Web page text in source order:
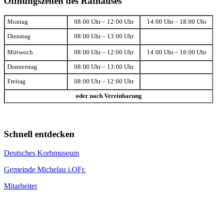
Montag 08:00 Uhr – 12:00 Uhr 14:00 Uhr – 18:00 Uhr
Dienstag 08:00 Uhr – 13:00 Uhr
Mittwoch 08:00 Uhr – 12:00 Uhr 14:00 Uhr – 16:00 Uhr
Donnerstag 08:00 Uhr – 13:00 Uhr
Freitag 08:00 Uhr – 12:00 Uhr
oder nach Vereinbarung
Schnell entdecken
Deutsches Korbmuseum
Gemeinde Michelau i.OFr.
Mitarbeiter